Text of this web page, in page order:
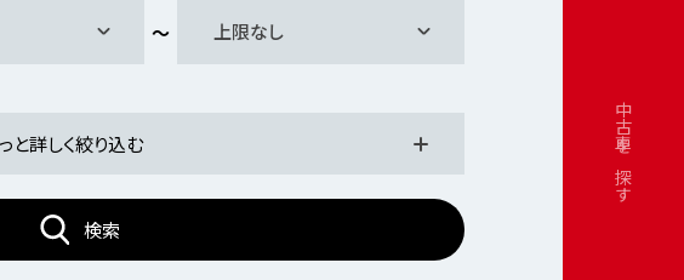
中古車を探す
上限なし
と詳しく絞り込む
検索